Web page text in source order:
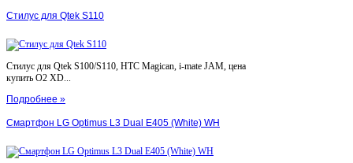
Стилус для Qtek S110
Стилус для Qtek S100/S110, HTC Magican, i-mate JAM, цена
купить O2 XD...
Подробнее »
Смартфон LG Optimus L3 Dual E405 (White) WH